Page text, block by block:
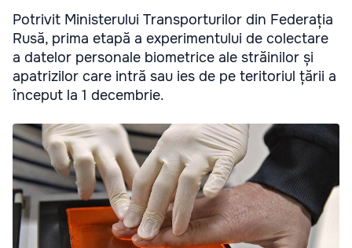
Potrivit Ministerului Transporturilor din Federația
Rusă, prima etapă a experimentului de colectare
a datelor personale biometrice ale străinilor și
apatrizilor care intră sau ies de pe teritoriul țării a
început la 1 decembrie.